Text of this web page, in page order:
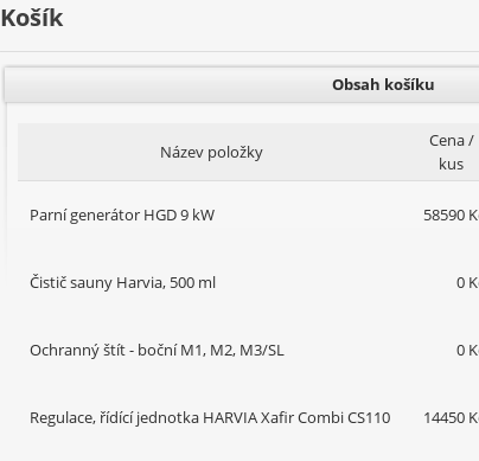
Košík
Obsah košíku
Název položky
Cena /
kus
Parní generátor HGD 9 kW 58590
Čistič sauny Harvia, 500 ml 0
Ochranný štít - boční M1, M2, M3/SL 0
Regulace, řídící jednotka HARVIA Xafir Combi CS110 14450